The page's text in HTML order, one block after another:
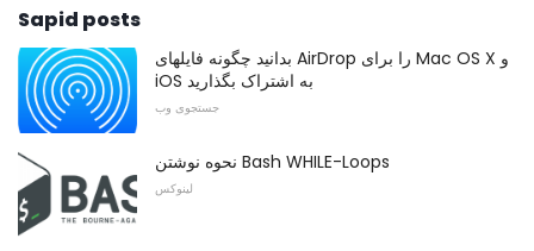
Sapid posts
بدانید چگونه فایلهای AirDrop را برای Mac OS X و
iOS به اشتراک بگذارید
جستجوی وب
نحوه نوشتن Bash WHILE-Loops
لینوکس